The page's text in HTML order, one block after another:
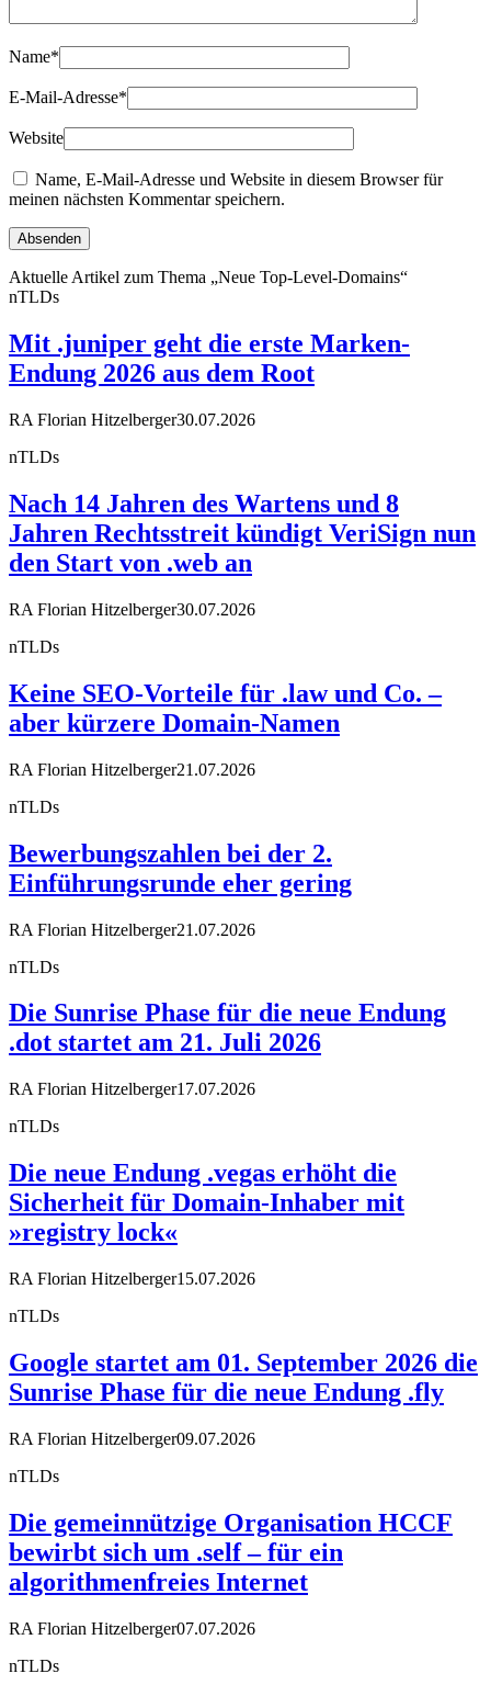
Name*
E-Mail-Adresse*
Website
Name, E-Mail-Adresse und Website in diesem Browser für
meinen nächsten Kommentar speichern.
Aktuelle Artikel zum Thema „Neue Top-Level-Domains“
nTLDs
Mit .juniper geht die erste Marken-
Endung 2026 aus dem Root
RA Florian Hitzelberger30.07.2026
nTLDs
Nach 14 Jahren des Wartens und 8
Jahren Rechtsstreit kündigt VeriSign nun
den Start von .web an
RA Florian Hitzelberger30.07.2026
nTLDs
Keine SEO-Vorteile für .law und Co. –
aber kürzere Domain-Namen
RA Florian Hitzelberger21.07.2026
nTLDs
Bewerbungszahlen bei der 2.
Einführungsrunde eher gering
RA Florian Hitzelberger21.07.2026
nTLDs
Die Sunrise Phase für die neue Endung
.dot startet am 21. Juli 2026
RA Florian Hitzelberger17.07.2026
nTLDs
Die neue Endung .vegas erhöht die
Sicherheit für Domain-Inhaber mit
»registry lock«
RA Florian Hitzelberger15.07.2026
nTLDs
Google startet am 01. September 2026 die
Sunrise Phase für die neue Endung .fly
RA Florian Hitzelberger09.07.2026
nTLDs
Die gemeinnützige Organisation HCCF
bewirbt sich um .self – für ein
algorithmenfreies Internet
RA Florian Hitzelberger07.07.2026
nTLDs